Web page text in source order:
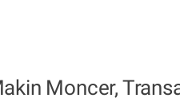
Moncer,